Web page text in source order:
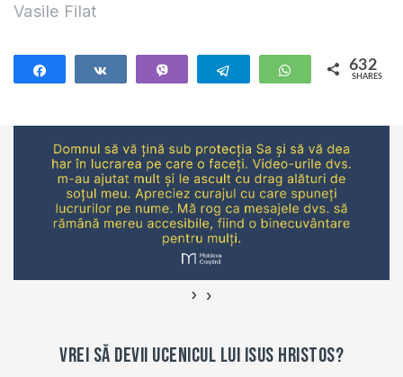
Vasile Filat
Telegram WhatsApp
632
SHARES
‹ ›
Vrei să devii ucenicul lui Isus Hristos?